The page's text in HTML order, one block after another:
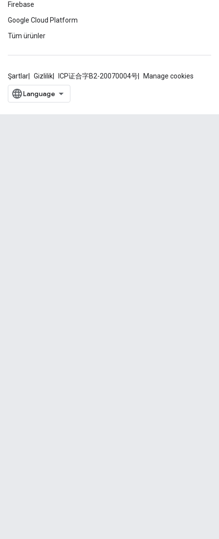
Firebase
Google Cloud Platform
Tüm ürünler
Şartlar Gizlilik ICP证合字B2-20070004号 Manage cookies